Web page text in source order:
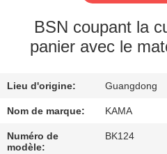
VISITE
D'USINE
CONTRÔLE
DE
QUALITÉ
BSN coupant la
panier avec le
Lieu d'origine: Guangdong
Nom de marque: KAMA
Numéro de
modèle:
BK124